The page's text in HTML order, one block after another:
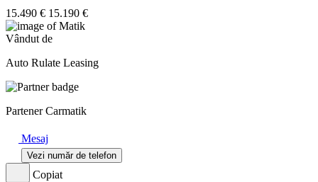
15.490 € 15.190 €
Vândut de
Auto Rulate Leasing
Partener Carmatik
Mesaj
Vezi număr de telefon
Copiat